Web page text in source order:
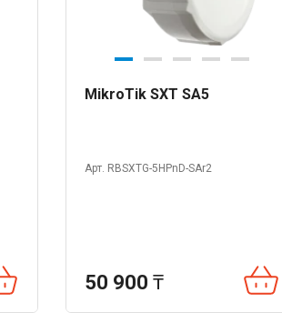
MikroTik SXT SA5
Арт. RBSXTG-5HPnD-SAr2
50 900 ₸